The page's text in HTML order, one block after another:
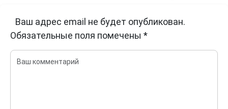
Ваш адрес email не будет опубликован.
Обязательные поля помечены *